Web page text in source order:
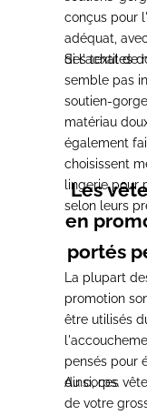
conçus pour
adéquat,
des textiles
Si l'achat de
semble pas
soutien-
matériau
également
choisissent
lingerie pour
selon leurs
Les
en
portés
La plupart
promotion
être utilisés
pensés pour
du corps.
Ainsi, ces
de votre